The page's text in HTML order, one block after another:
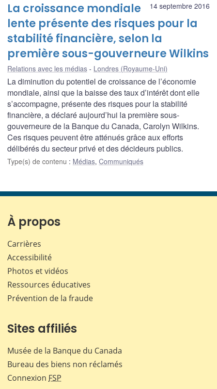
14 septembre 2016
La croissance mondiale
lente présente des risques pour la
stabilité financière, selon la
première sous-gouverneure Wilkins
Relations avec les médias Londres (Royaume-Uni)
La diminution du potentiel de croissance de l’économie
mondiale, ainsi que la baisse des taux d’intérêt dont elle
s’accompagne, présente des risques pour la stabilité
financière, a déclaré aujourd’hui la première sous-
gouverneure de la Banque du Canada, Carolyn Wilkins.
Ces risques peuvent être atténués grâce aux efforts
délibérés du secteur privé et des décideurs publics.
Type(s) de contenu : Médias, Communiqués
À propos
Carrières
Accessibilité
Photos et vidéos
Ressources éducatives
Prévention de la fraude
Sites affiliés
Musée de la Banque du Canada
Bureau des biens non réclamés
Connexion FSP